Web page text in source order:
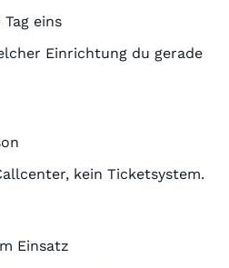
eins
Einrichtung du gerade
kein Ticketsystem.
Einsatz